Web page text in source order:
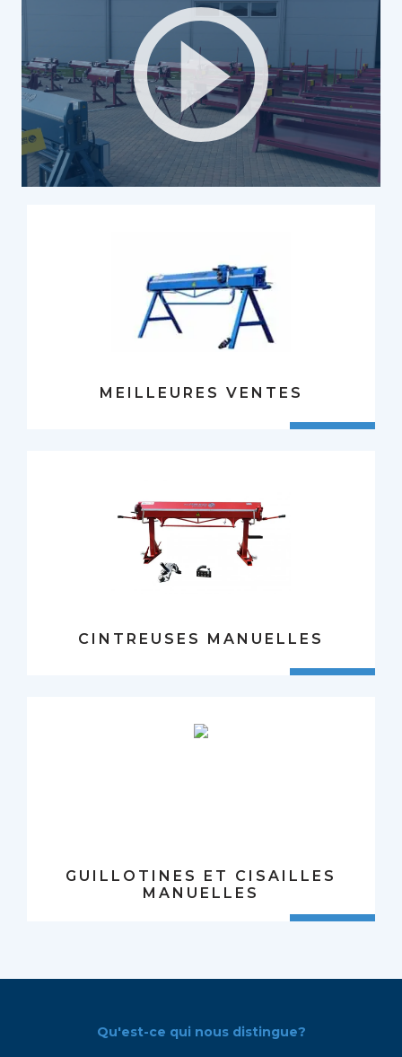
MEILLEURES VENTES
CINTREUSES MANUELLES
GUILLOTINES ET CISAILLES
MANUELLES
Qu'est-ce qui nous distingue?